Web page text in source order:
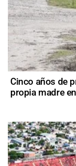
Cinco años de
propia madre